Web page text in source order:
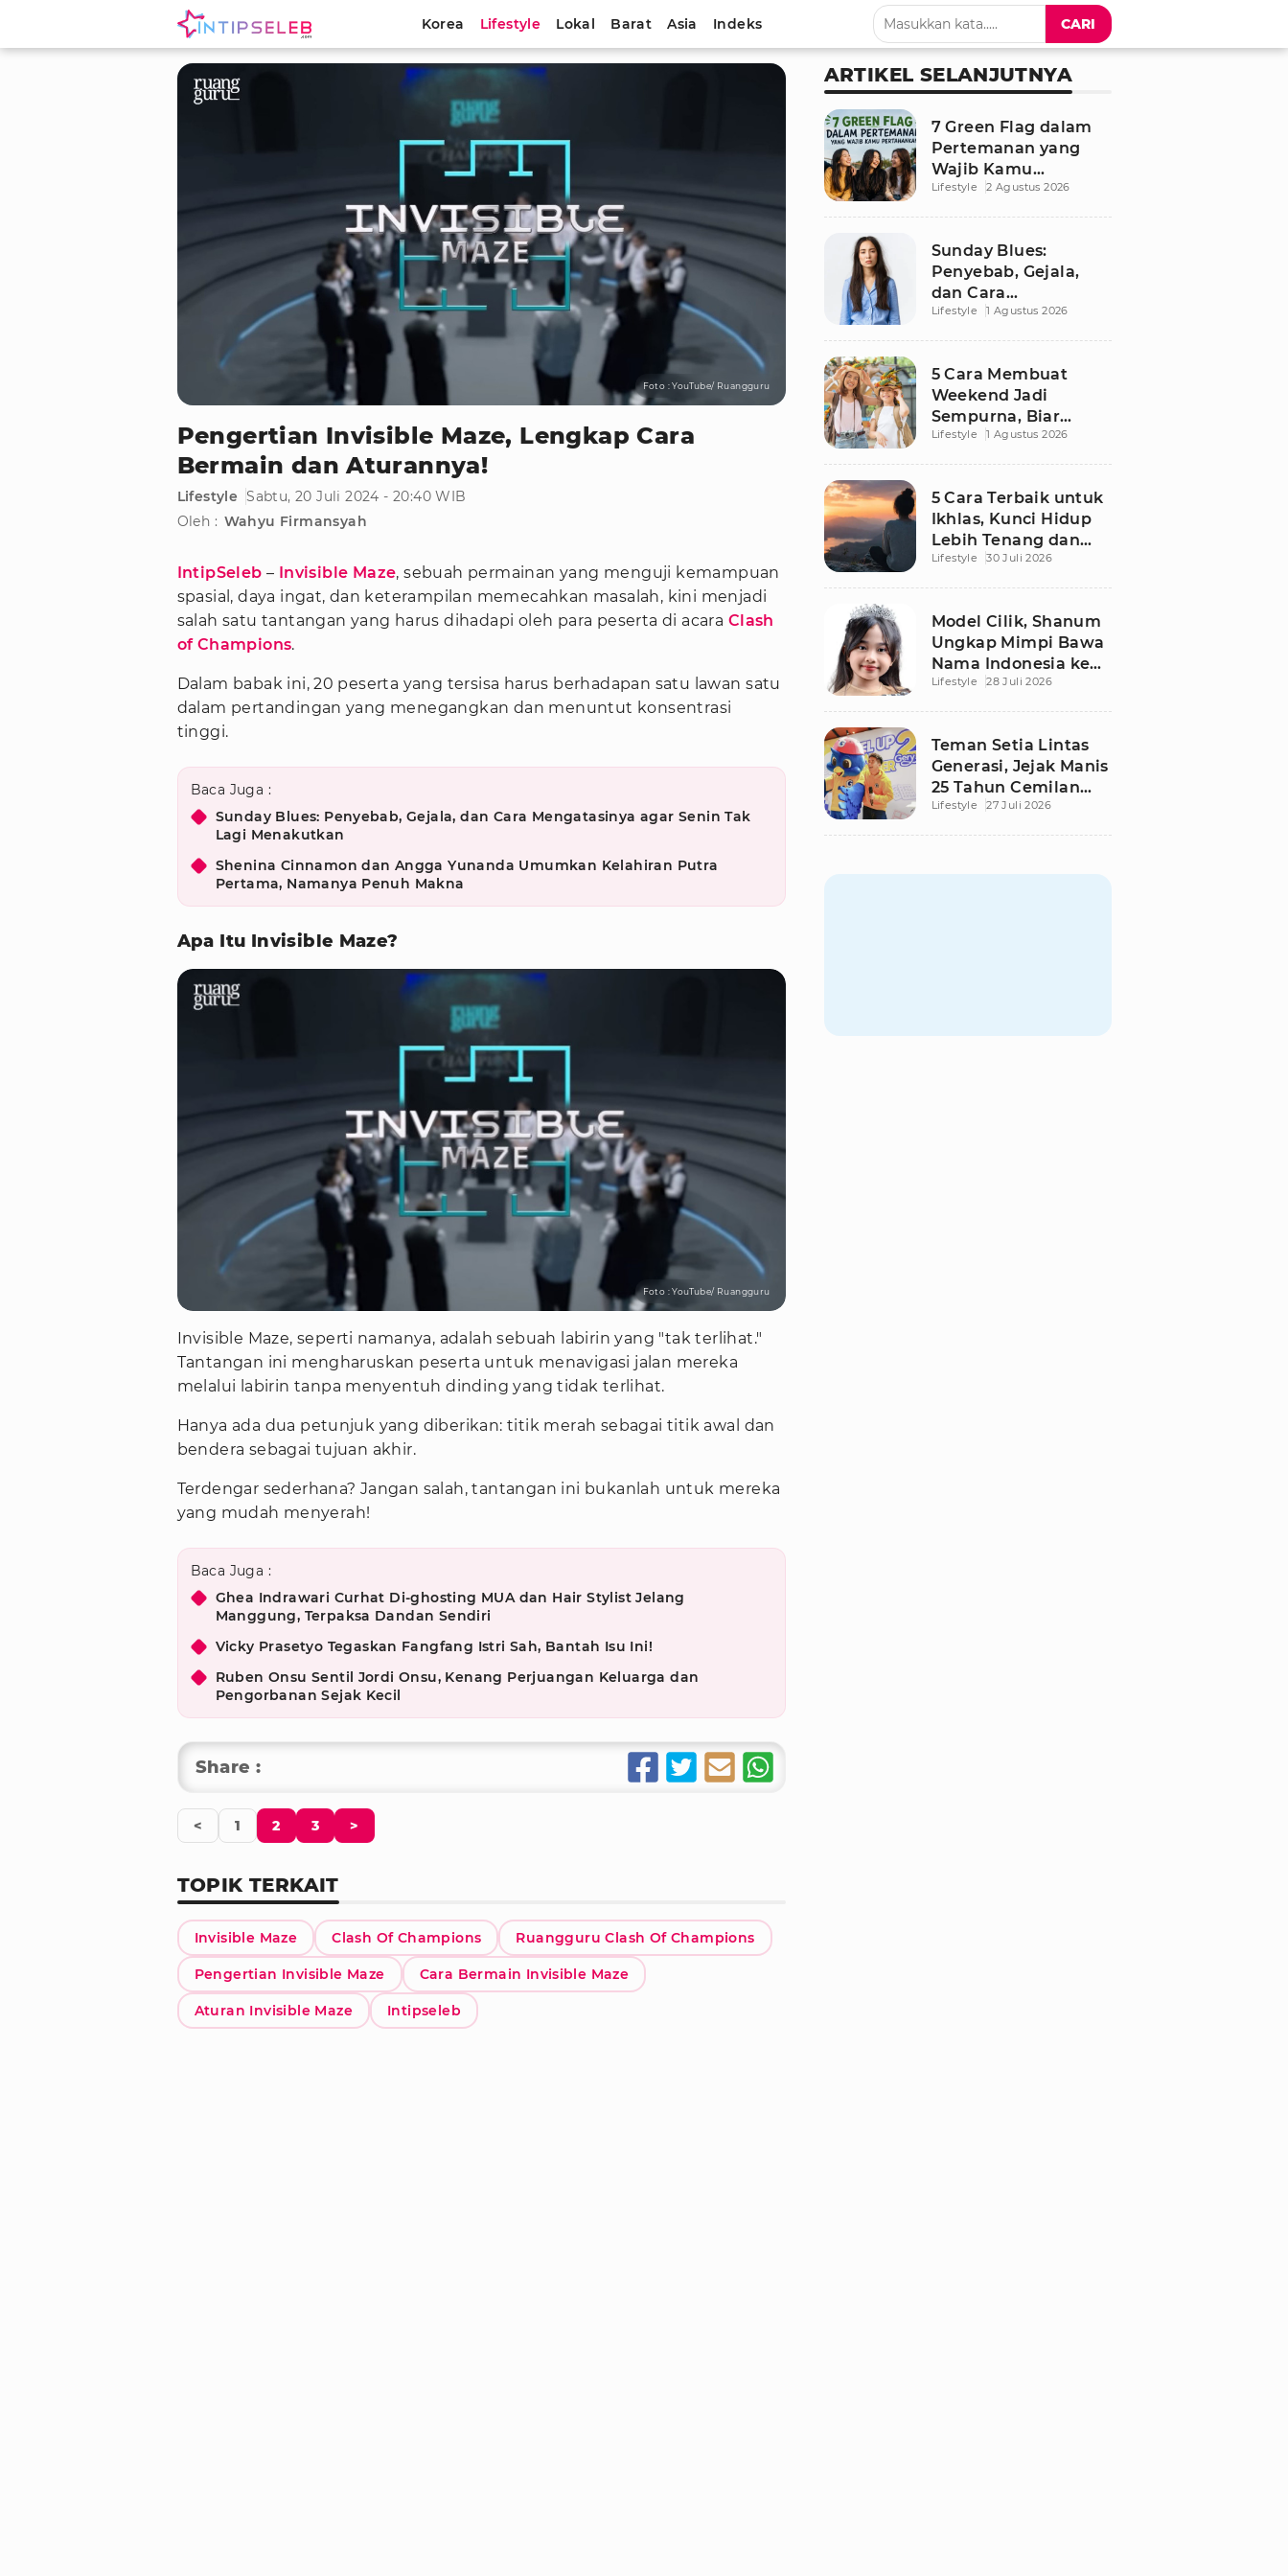
Korea Lifestyle Lokal Barat Asia Indeks CARI
Foto : YouTube/ Ruangguru
Pengertian Invisible Maze, Lengkap Cara
Bermain dan Aturannya!
Lifestyle Sabtu, 20 Juli 2024 - 20:40 WIB
Oleh : Wahyu Firmansyah
IntipSeleb – Invisible Maze, sebuah permainan yang menguji kemampuan
spasial, daya ingat, dan keterampilan memecahkan masalah, kini menjadi
salah satu tantangan yang harus dihadapi oleh para peserta di acara Clash
of Champions.
Dalam babak ini, 20 peserta yang tersisa harus berhadapan satu lawan satu
dalam pertandingan yang menegangkan dan menuntut konsentrasi
tinggi.
Baca Juga :
Sunday Blues: Penyebab, Gejala, dan Cara Mengatasinya agar Senin Tak
Lagi Menakutkan
Shenina Cinnamon dan Angga Yunanda Umumkan Kelahiran Putra
Pertama, Namanya Penuh Makna
Apa Itu Invisible Maze?
Foto : YouTube/ Ruangguru
Invisible Maze, seperti namanya, adalah sebuah labirin yang "tak terlihat."
Tantangan ini mengharuskan peserta untuk menavigasi jalan mereka
melalui labirin tanpa menyentuh dinding yang tidak terlihat.
Hanya ada dua petunjuk yang diberikan: titik merah sebagai titik awal dan
bendera sebagai tujuan akhir.
Terdengar sederhana? Jangan salah, tantangan ini bukanlah untuk mereka
yang mudah menyerah!
Baca Juga :
Ghea Indrawari Curhat Di-ghosting MUA dan Hair Stylist Jelang
Manggung, Terpaksa Dandan Sendiri
Vicky Prasetyo Tegaskan Fangfang Istri Sah, Bantah Isu Ini!
Ruben Onsu Sentil Jordi Onsu, Kenang Perjuangan Keluarga dan
Pengorbanan Sejak Kecil
Share :
< 1 2 3 >
TOPIK TERKAIT
Invisible Maze Clash Of Champions Ruangguru Clash Of Champions
Pengertian Invisible Maze Cara Bermain Invisible Maze
Aturan Invisible Maze Intipseleb
ARTIKEL SELANJUTNYA
7 Green Flag dalam
Pertemanan yang
Wajib Kamu
Pertahankan, Bikin
Lifestyle 2 Agustus 2026
Sunday Blues:
Penyebab, Gejala,
dan Cara
Mengatasinya agar
Lifestyle 1 Agustus 2026
5 Cara Membuat
Weekend Jadi
Sempurna, Biar
Pikiran Fresh dan
Lifestyle 1 Agustus 2026
5 Cara Terbaik untuk
Ikhlas, Kunci Hidup
Lebih Tenang dan
Bahagia
Lifestyle 30 Juli 2026
Model Cilik, Shanum
Ungkap Mimpi Bawa
Nama Indonesia ke
Panggung Dunia
Lifestyle 28 Juli 2026
Teman Setia Lintas
Generasi, Jejak Manis
25 Tahun Cemilan
Gery yang Legendaris
Lifestyle 27 Juli 2026